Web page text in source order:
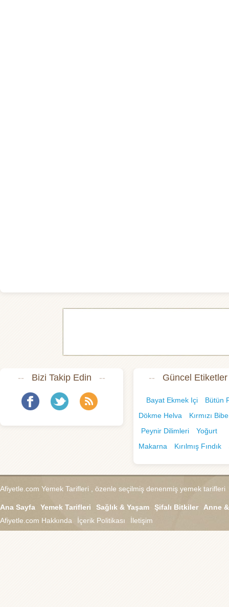
-- Bizi Takip Edin -- -- Güncel Etiketler
Bayat Ekmek Içi
Bütün
Dökme Helva
Kırmızı
Peynir Dilimleri
Yoğurt
Makarna
Kırılmış Fındık
Afiyetle.com Yemek Tarifleri , özenle seçilmiş denenmiş yemek tarifleri
Ana Sayfa Yemek Tarifleri Sağlık & Yaşam Şifalı Bitkiler
Anne
Afiyetle.com Hakkında İçerik Politikası İletişim